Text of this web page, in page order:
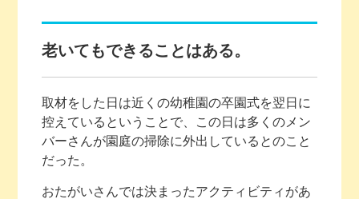
老いてもできることはある。
取材をした日は近くの幼稚園の卒園式を翌日に
控えているということで、この日は多くのメン
バーさんが園庭の掃除に外出しているとのこと
だった。
おたがいさんでは決まったアクティビティがあ